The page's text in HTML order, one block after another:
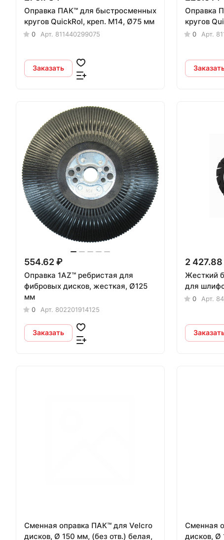
Оправка ПАК™ для быстросменных
кругов QuickRol, креп. M14, Ø75 мм
0 Арт. 811440299075
Заказать
Оправка
кругов
0 Арт.
554.62 ₽
Оправка 1АZ™ ребристая для
фибровых дисков, жесткая, Ø125
мм
0 Арт. 802201914125
Заказать
2
Жесткий
для
0 Арт.
Cменная оправка ПАК™ для Velcro
дисков, Ø 150 мм, (без отв.) белая,
Cменная
дисков, Ø